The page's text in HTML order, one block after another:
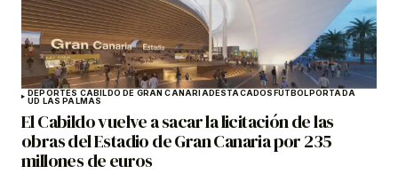
DEPORTES CABILDO DE GRAN CANARIADESTACADOSFÚTBOLPORTADA
UD LAS PALMAS
El Cabildo vuelve a sacar la licitación de las
obras del Estadio de Gran Canaria por 235
millones de euros